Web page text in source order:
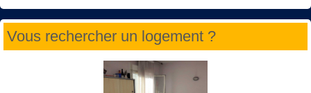
Vous rechercher un logement ?